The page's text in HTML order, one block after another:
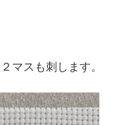
マスも刺します。